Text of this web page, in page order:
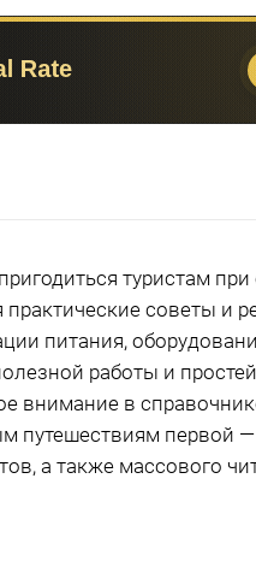
туристам
советы и
питания,
работы и
внимание в
первой —
а также массового